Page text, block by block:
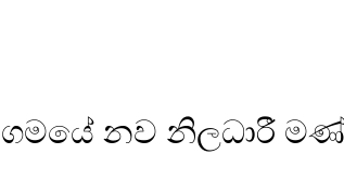
නව නිලධාරී